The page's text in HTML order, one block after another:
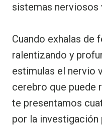
sistemas nerviosos
Cuando exhalas de
ralentizando y
estimulas el nervio
cerebro que puede
te presentamos
por la investigación